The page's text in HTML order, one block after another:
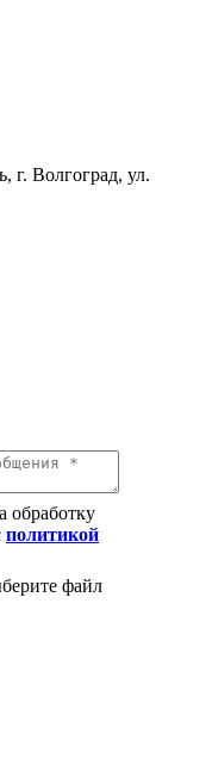
г. Волгоград, ул.
обработку
политикой
файл